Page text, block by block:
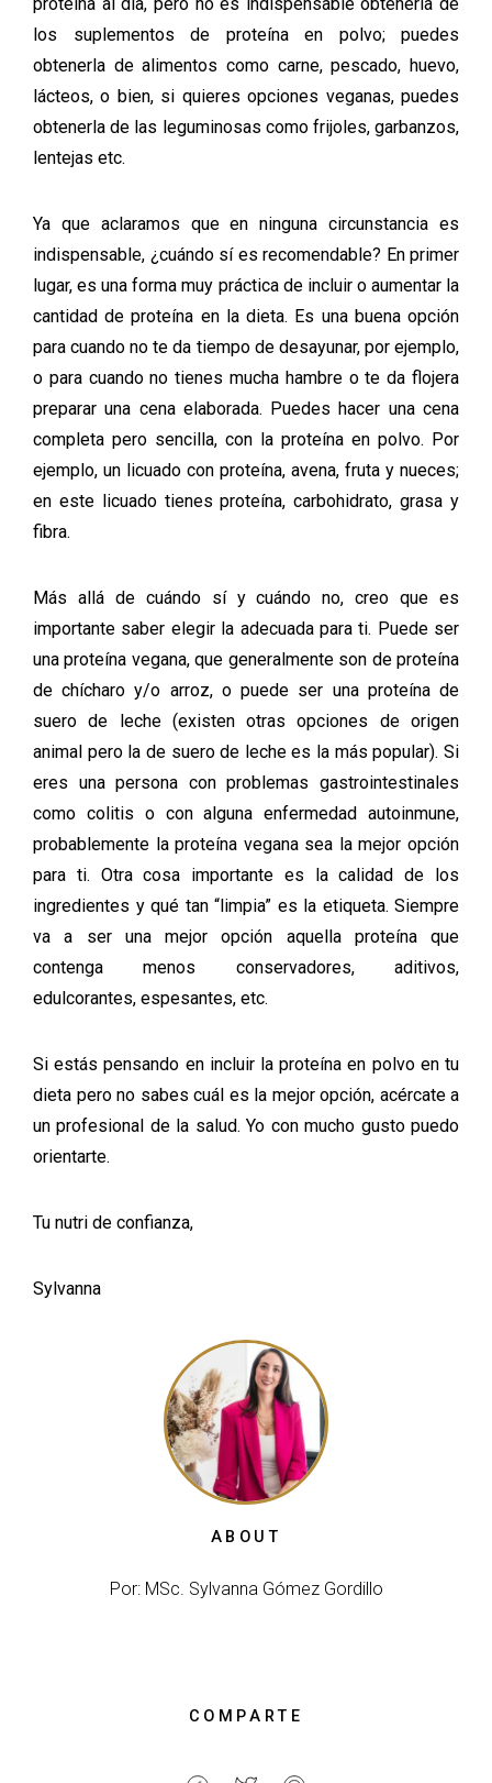
los suplementos de proteína en polvo; puedes
obtenerla de alimentos como carne, pescado, huevo,
lácteos, o bien, si quieres opciones veganas, puedes
obtenerla de las leguminosas como frijoles, garbanzos,
lentejas etc.
Ya que aclaramos que en ninguna circunstancia es
indispensable, ¿cuándo sí es recomendable? En primer
lugar, es una forma muy práctica de incluir o aumentar la
cantidad de proteína en la dieta. Es una buena opción
para cuando no te da tiempo de desayunar, por ejemplo,
o para cuando no tienes mucha hambre o te da flojera
preparar una cena elaborada. Puedes hacer una cena
completa pero sencilla, con la proteína en polvo. Por
ejemplo, un licuado con proteína, avena, fruta y nueces;
en este licuado tienes proteína, carbohidrato, grasa y
fibra.
Más allá de cuándo sí y cuándo no, creo que es
importante saber elegir la adecuada para ti. Puede ser
una proteína vegana, que generalmente son de proteína
de chícharo y/o arroz, o puede ser una proteína de
suero de leche (existen otras opciones de origen
animal pero la de suero de leche es la más popular). Si
eres una persona con problemas gastrointestinales
como colitis o con alguna enfermedad autoinmune,
probablemente la proteína vegana sea la mejor opción
para ti. Otra cosa importante es la calidad de los
ingredientes y qué tan “limpia” es la etiqueta. Siempre
va a ser una mejor opción aquella proteína que
contenga menos conservadores, aditivos,
edulcorantes, espesantes, etc.
Si estás pensando en incluir la proteína en polvo en tu
dieta pero no sabes cuál es la mejor opción, acércate a
un profesional de la salud. Yo con mucho gusto puedo
orientarte.
Tu nutri de confianza,
Sylvanna
ABOUT
Por: MSc. Sylvanna Gómez Gordillo
COMPARTE